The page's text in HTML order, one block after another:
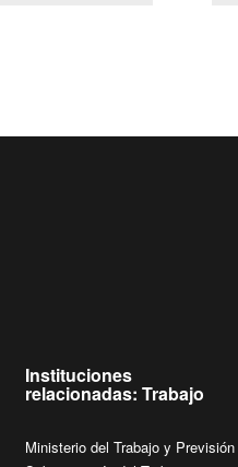
Instituciones
relacionadas: Trabajo
Ministerio del Trabajo y